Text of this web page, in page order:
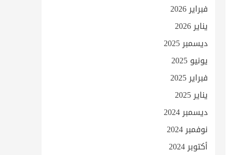
فبراير 2026
يناير 2026
ديسمبر 2025
يونيو 2025
فبراير 2025
يناير 2025
ديسمبر 2024
نوفمبر 2024
أكتوبر 2024